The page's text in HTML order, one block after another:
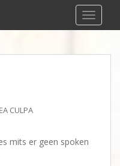
CULPA
mits er geen spoken